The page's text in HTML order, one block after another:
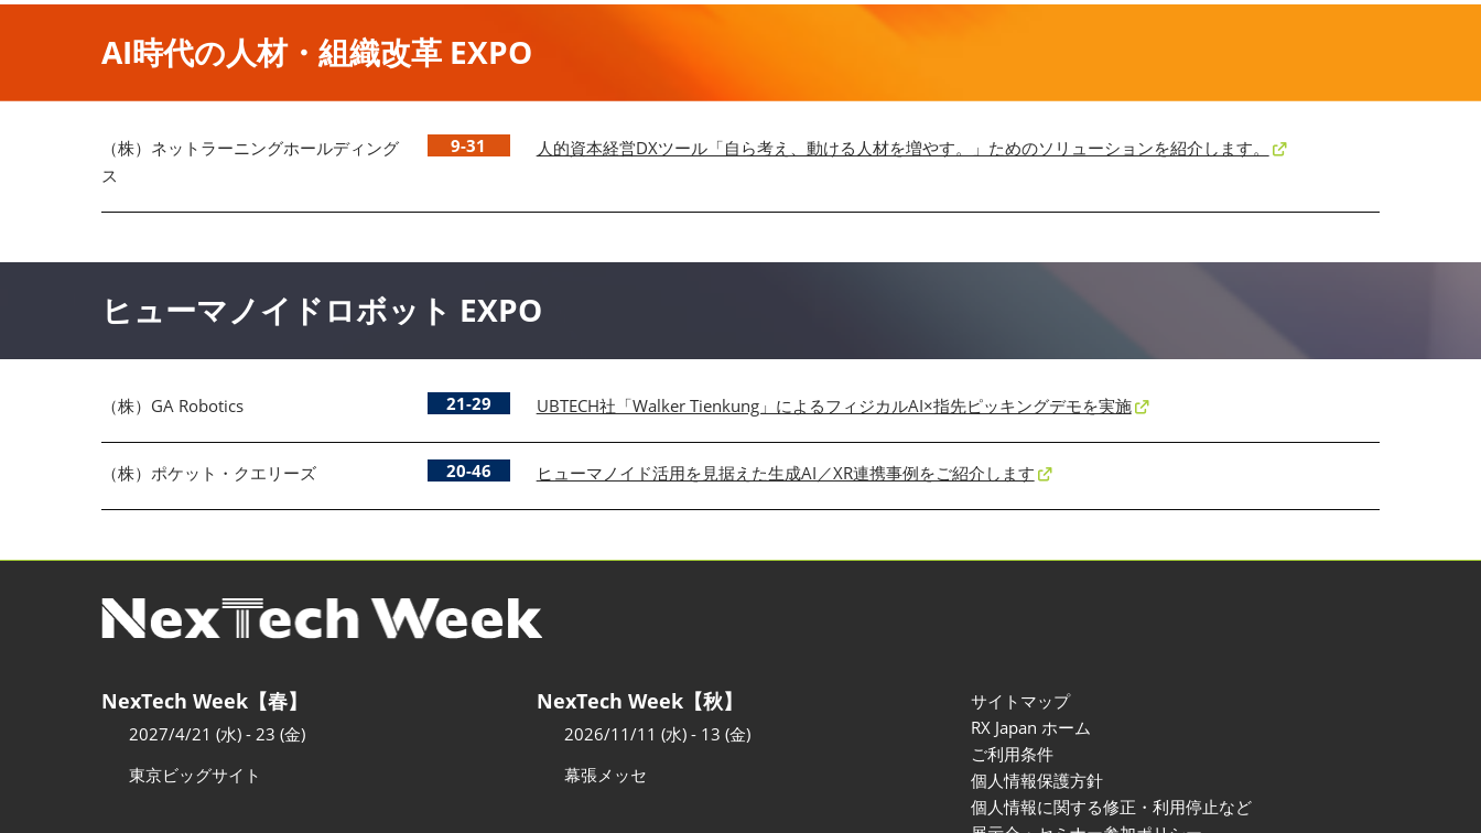
AI時代の人材・組織改革 EXPO
（株）ネットラーニングホールディング
ス
9-31 人的資本経営DXツール「自ら考え、動ける人材を増やす。」ためのソリューションを紹介します。
ヒューマノイドロボット EXPO
（株）GA Robotics 21-29 UBTECH社「Walker Tienkung」によるフィジカルAI×指先ピッキングデモを実施
（株）ポケット・クエリーズ 20-46 ヒューマノイド活用を見据えた生成AI／XR連携事例をご紹介します
NexTech Week【春】
2027/4/21 (水) - 23 (金)
東京ビッグサイト
NexTech Week【秋】
2026/11/11 (水) - 13 (金)
幕張メッセ
サイトマップ
RX Japan ホーム
ご利用条件
個人情報保護方針
個人情報に関する修正・利用停止など